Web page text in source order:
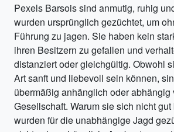
Pexels Barsois sind anmutig, ruhig
wurden ursprünglich gezüchtet, um
Führung zu jagen. Sie haben kein
ihren Besitzern zu gefallen und
distanziert oder gleichgültig. Obwohl
Art sanft und liebevoll sein können,
übermäßig anhänglich oder
Gesellschaft. Warum sie sich nicht
wurden für die unabhängige Jagd